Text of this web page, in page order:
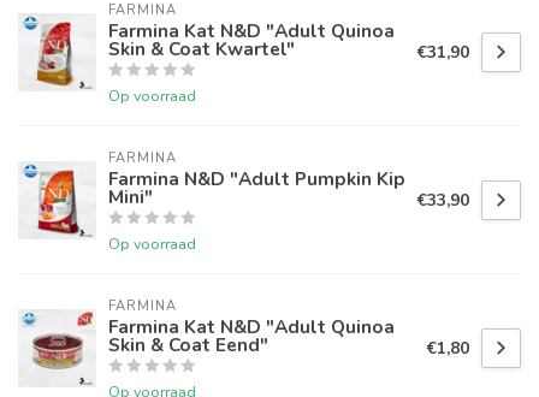
FARMINA
Farmina Kat N&D "Adult Quinoa
Skin & Coat Kwartel"
Op voorraad
€31,90
FARMINA
Farmina N&D "Adult Pumpkin Kip
Mini"
Op voorraad
€33,90
FARMINA
Farmina Kat N&D "Adult Quinoa
Skin & Coat Eend"
Op voorraad
€1,80